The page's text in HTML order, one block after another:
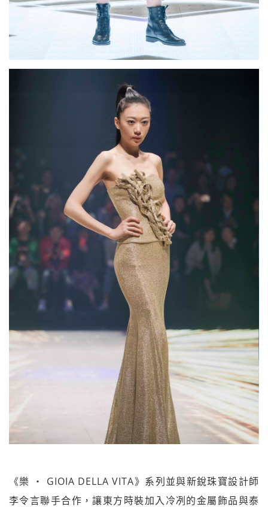
《樂 ‧ GIOIA DELLA VITA》系列並與新銳珠寶設計師
李令言聯手合作，讓東方時裝加入冷冽的金屬飾品與泰